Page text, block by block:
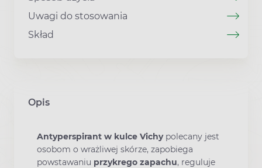
Uwagi do stosowania
Skład
Opis
Antyperspirant w kulce Vichypolecany jest
osobom o wrażliwej skórze, zapobiega
powstawaniu przykrego zapachu, reguluje